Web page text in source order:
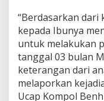
“Berdasarkan dari
kepada Ibunya
untuk melakukan
tanggal 03 bulan
keterangan dari
melaporkan
Ucap Kompol